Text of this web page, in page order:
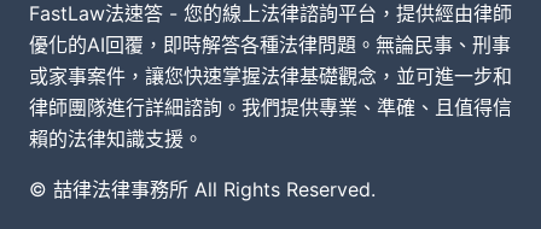
FastLaw法速答 - 您的線上法律諮詢平台，提供經由律師
優化的AI回覆，即時解答各種法律問題。無論民事、刑事
或家事案件，讓您快速掌握法律基礎觀念，並可進一步和
律師團隊進行詳細諮詢。我們提供專業、準確、且值得信
賴的法律知識支援。
© 喆律法律事務所 All Rights Reserved.